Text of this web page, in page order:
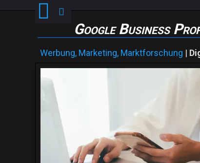
Google Business
Werbung, Marketing, Marktforschung |